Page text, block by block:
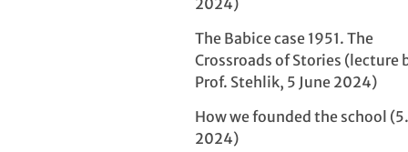
The Babice case 1951. The
Crossroads of Stories (lecture
Prof. Stehlik, 5 June 2024)
How we founded the school
2024)